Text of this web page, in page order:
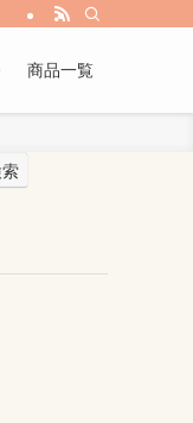
商品一覧